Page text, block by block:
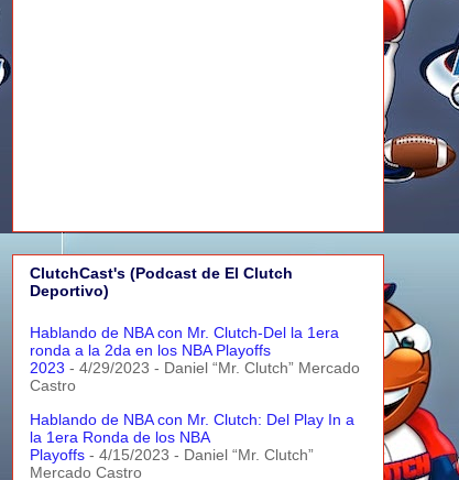
ClutchCast's (Podcast de El Clutch
Deportivo)
Hablando de NBA con Mr. Clutch-Del la 1era
ronda a la 2da en los NBA Playoffs
2023 - 4/29/2023 - Daniel “Mr. Clutch” Mercado
Castro
Hablando de NBA con Mr. Clutch: Del Play In a
la 1era Ronda de los NBA
Playoffs - 4/15/2023 - Daniel “Mr. Clutch”
Mercado Castro